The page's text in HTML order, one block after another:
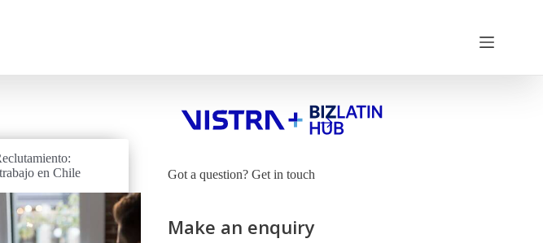
en Chile
Got a question? Get in touch
Make an enquiry